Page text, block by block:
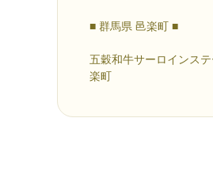
■ 群馬県 邑楽町 ■
五穀和牛サーロインス
楽町